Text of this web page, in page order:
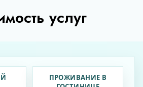
услуг
ПРОЖИВАНИЕ В